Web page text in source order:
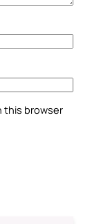
this browser